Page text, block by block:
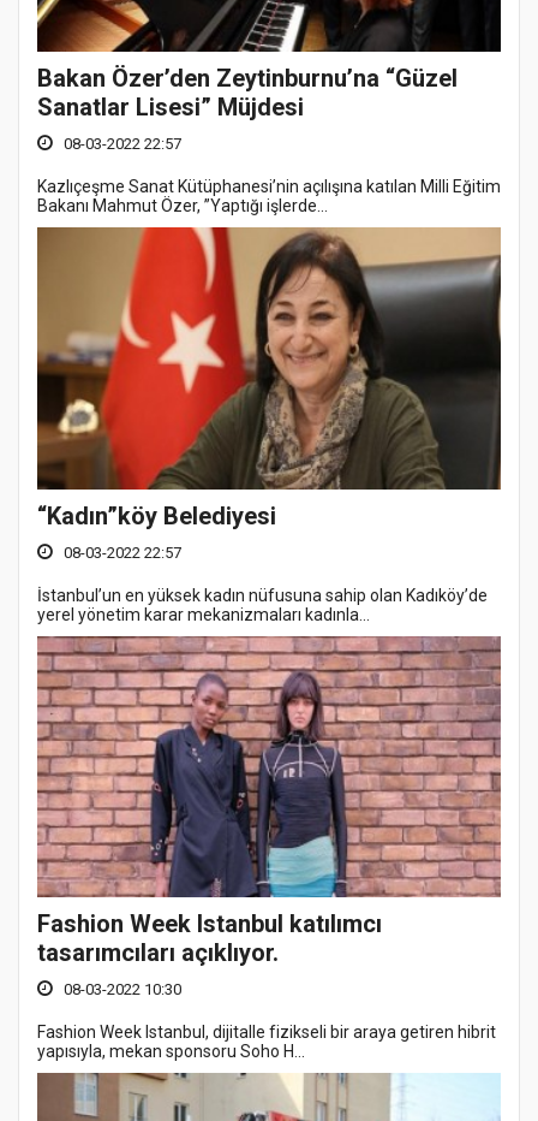
Bakan Özer’den Zeytinburnu’na “Güzel
Sanatlar Lisesi” Müjdesi
08-03-2022 22:57
Kazlıçeşme Sanat Kütüphanesi’nin açılışına katılan Milli Eğitim
Bakanı Mahmut Özer, ”Yaptığı işlerde...
“Kadın”köy Belediyesi
08-03-2022 22:57
İstanbul’un en yüksek kadın nüfusuna sahip olan Kadıköy’de
yerel yönetim karar mekanizmaları kadınla...
Fashion Week Istanbul katılımcı
tasarımcıları açıklıyor.
08-03-2022 10:30
Fashion Week Istanbul, dijitalle fizikseli bir araya getiren hibrit
yapısıyla, mekan sponsoru Soho H...